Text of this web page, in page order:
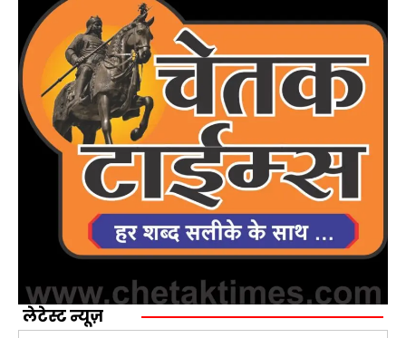
लेटेस्ट न्यूज़